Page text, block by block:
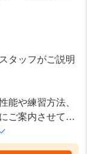
タッフがご説明
能や練習方法、
ご案内させてい
ますので、お気